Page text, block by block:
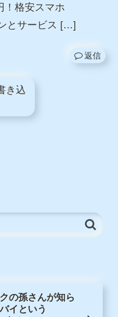
！格安スマホ
とサービス […]
返信
き込
の孫さんが知ら
イという